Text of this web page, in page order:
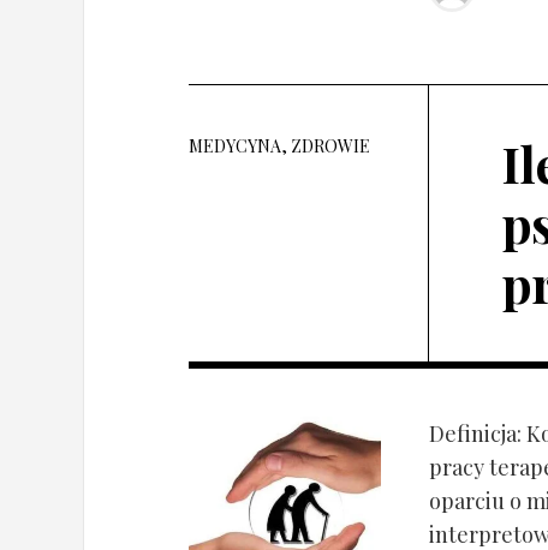
MEDYCYNA, ZDROWIE
Definicja:
pracy
oparciu o